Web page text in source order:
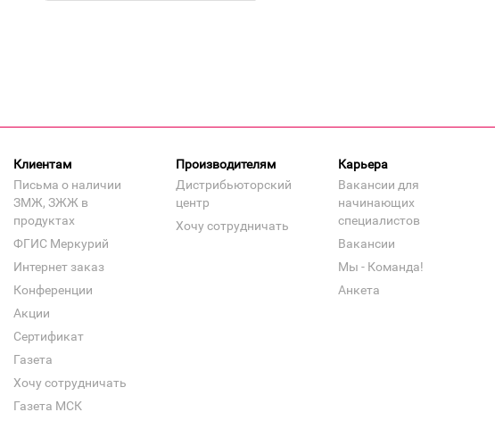
Клиентам
Письма о наличии
ЗМЖ, ЗЖЖ в
продуктах
ФГИС Меркурий
Интернет заказ
Конференции
Акции
Сертификат
Газета
Хочу сотрудничать
Газета МСК
Производителям
Дистрибьюторский
центр
Хочу сотрудничать
Карьера
Вакансии для
начинающих
специалистов
Вакансии
Мы - Команда!
Анкета